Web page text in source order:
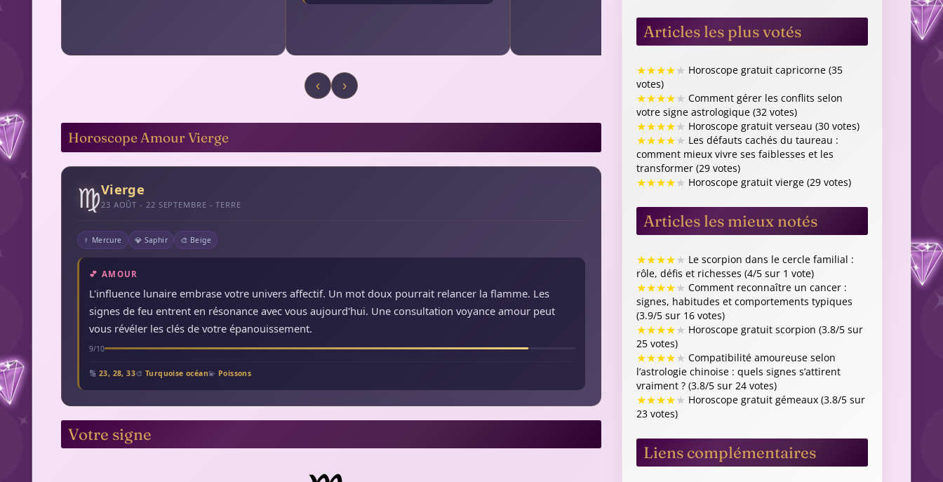
💫
‹ ›
Horoscope Amour Vierge
♍Vierge
23 AOÛT - 22 SEPTEMBRE - TERRE
☿ Mercure 💎 Saphir 🎨 Beige
💕 AMOUR
L'influence lunaire embrase votre univers affectif. Un mot doux pourrait relancer la flamme. Les
signes de feu entrent en résonance avec vous aujourd'hui. Une consultation voyance amour peut
vous révéler les clés de votre épanouissement.
9/10
🔢 23, 28, 33🎨 Turquoise océan💫 Poissons
Votre signe
Articles les plus votés
★★★★★ Horoscope gratuit capricorne (35
votes)
★★★★★ Comment gérer les conflits selon
votre signe astrologique (32 votes)
★★★★★ Horoscope gratuit verseau (30 votes)
★★★★★ Les défauts cachés du taureau :
comment mieux vivre ses faiblesses et les
transformer (29 votes)
★★★★★ Horoscope gratuit vierge (29 votes)
Articles les mieux notés
★★★★★ Le scorpion dans le cercle familial :
rôle, défis et richesses (4/5 sur 1 vote)
★★★★★ Comment reconnaître un cancer :
signes, habitudes et comportements typiques
(3.9/5 sur 16 votes)
★★★★★ Horoscope gratuit scorpion (3.8/5 sur
25 votes)
★★★★★ Compatibilité amoureuse selon
l’astrologie chinoise : quels signes s’attirent
vraiment ? (3.8/5 sur 24 votes)
★★★★★ Horoscope gratuit gémeaux (3.8/5 sur
23 votes)
Liens complémentaires